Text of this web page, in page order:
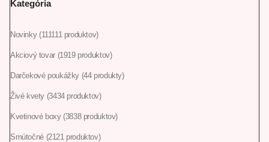
Kategória
Novinky 111111 produktov
Akciový tovar 1919 produktov
Darčekové poukážky 44 produkty
Živé kvety 3434 produktov
Kvetinové boxy 3838 produktov
Smútočné 2121 produktov